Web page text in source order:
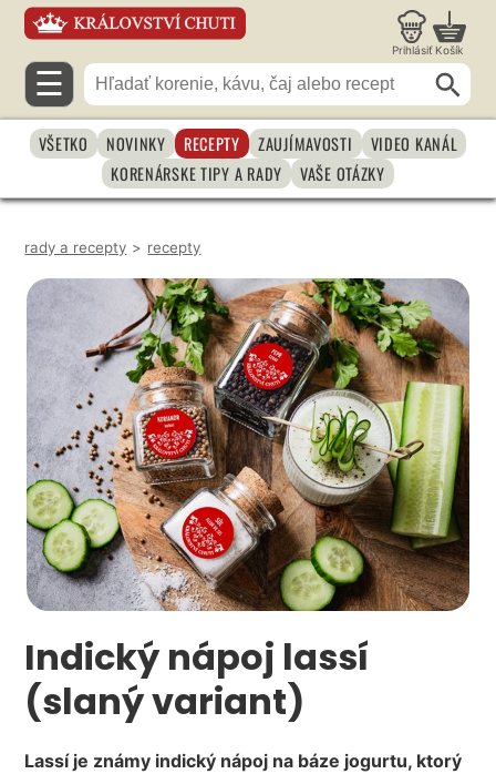
Prihlásiť Košík
☰
VŠETKO NOVINKY RECEPTY ZAUJÍMAVOSTI
VIDEO KANÁL
KORENÁRSKE TIPY A RADY
VAŠE OTÁZKY
rady a recepty > recepty
Indický nápoj lassí
(slaný variant)
Lassí je známy indický nápoj na báze jogurtu, ktorý